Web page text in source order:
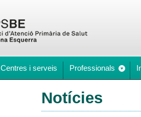
Centres i serveis Professionals
Notícies